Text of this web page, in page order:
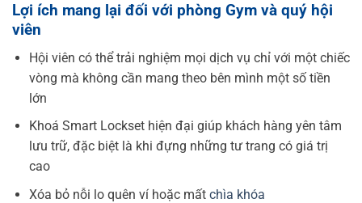
Lợi ích mang lại đối với phòng Gym và quý hội
viên
Hội viên có thể trải nghiệm mọi dịch vụ chỉ với một chiếc
vòng mà không cần mang theo bên mình một số tiền
lớn
Khoá Smart Lockset hiện đại giúp khách hàng yên tâm
lưu trữ, đặc biệt là khi đựng những tư trang có giá trị
cao
Xóa bỏ nỗi lo quên ví hoặc mất chìa khóa